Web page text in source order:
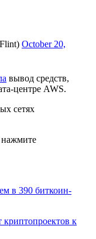
October 20,
вывод средств,
центре AWS.
сетях
в 390 биткоин-
криптопроектов к